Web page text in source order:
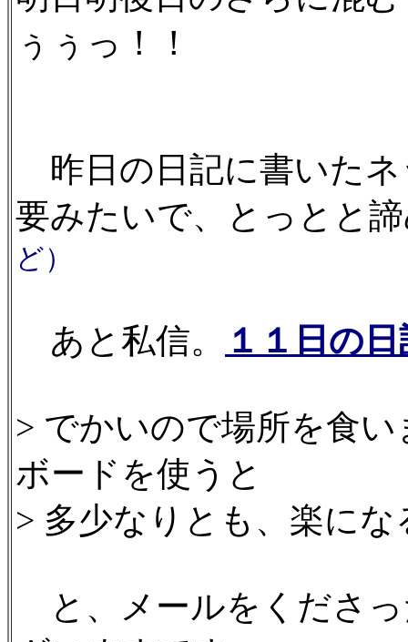
ぅぅっ！！
昨日の日記に書いたネ
要みたいで、とっとと
ど）
あと私信。 １１日の日
> でかいので場所を食
ボードを使うと
> 多少なりとも、楽に
と、メールをくださ